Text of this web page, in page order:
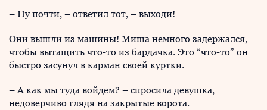
– Ну почти, – ответил тот, – выходи!
Они вышли из машины! Миша немного задержался,
чтобы вытащить что-то из бардачка. Это “что-то” он
быстро засунул в карман своей куртки.
– А как мы туда войдем? – спросила девушка,
недоверчиво глядя на закрытые ворота.